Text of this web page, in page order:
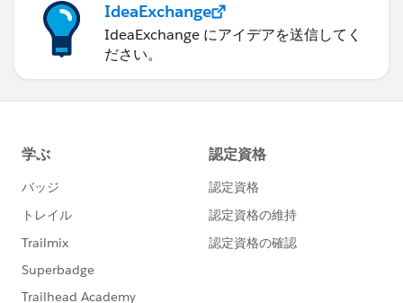
IdeaExchange
IdeaExchange にアイデアを送信してく
ださい。